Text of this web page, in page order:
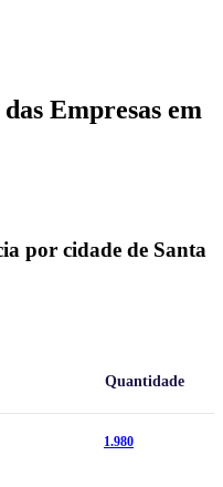
Empresas em
por cidade de Santa
Quantidade
1.980